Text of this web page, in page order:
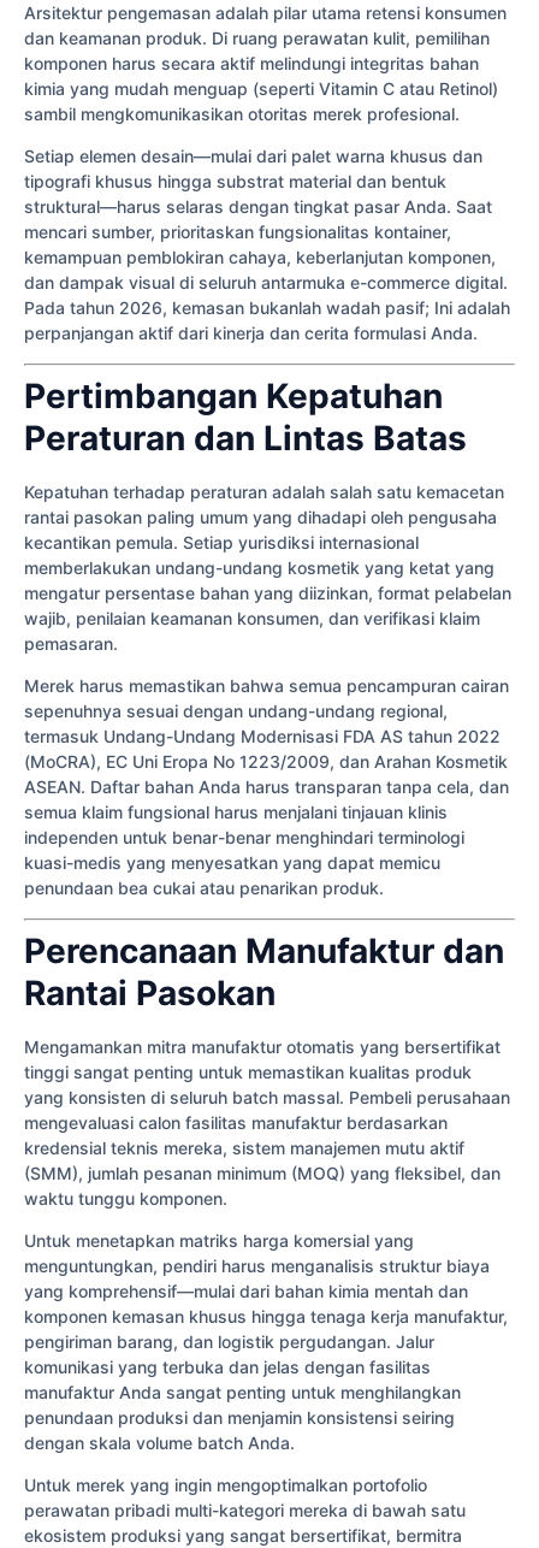
Arsitektur pengemasan adalah pilar utama retensi konsumen
dan keamanan produk. Di ruang perawatan kulit, pemilihan
komponen harus secara aktif melindungi integritas bahan
kimia yang mudah menguap (seperti Vitamin C atau Retinol)
sambil mengkomunikasikan otoritas merek profesional.
Setiap elemen desain—mulai dari palet warna khusus dan
tipografi khusus hingga substrat material dan bentuk
struktural—harus selaras dengan tingkat pasar Anda. Saat
mencari sumber, prioritaskan fungsionalitas kontainer,
kemampuan pemblokiran cahaya, keberlanjutan komponen,
dan dampak visual di seluruh antarmuka e-commerce digital.
Pada tahun 2026, kemasan bukanlah wadah pasif; Ini adalah
perpanjangan aktif dari kinerja dan cerita formulasi Anda.
Pertimbangan Kepatuhan
Peraturan dan Lintas Batas
Kepatuhan terhadap peraturan adalah salah satu kemacetan
rantai pasokan paling umum yang dihadapi oleh pengusaha
kecantikan pemula. Setiap yurisdiksi internasional
memberlakukan undang-undang kosmetik yang ketat yang
mengatur persentase bahan yang diizinkan, format pelabelan
wajib, penilaian keamanan konsumen, dan verifikasi klaim
pemasaran.
Merek harus memastikan bahwa semua pencampuran cairan
sepenuhnya sesuai dengan undang-undang regional,
termasuk Undang-Undang Modernisasi FDA AS tahun 2022
(MoCRA), EC Uni Eropa No 1223/2009, dan Arahan Kosmetik
ASEAN. Daftar bahan Anda harus transparan tanpa cela, dan
semua klaim fungsional harus menjalani tinjauan klinis
independen untuk benar-benar menghindari terminologi
kuasi-medis yang menyesatkan yang dapat memicu
penundaan bea cukai atau penarikan produk.
Perencanaan Manufaktur dan
Rantai Pasokan
Mengamankan mitra manufaktur otomatis yang bersertifikat
tinggi sangat penting untuk memastikan kualitas produk
yang konsisten di seluruh batch massal. Pembeli perusahaan
mengevaluasi calon fasilitas manufaktur berdasarkan
kredensial teknis mereka, sistem manajemen mutu aktif
(SMM), jumlah pesanan minimum (MOQ) yang fleksibel, dan
waktu tunggu komponen.
Untuk menetapkan matriks harga komersial yang
menguntungkan, pendiri harus menganalisis struktur biaya
yang komprehensif—mulai dari bahan kimia mentah dan
komponen kemasan khusus hingga tenaga kerja manufaktur,
pengiriman barang, dan logistik pergudangan. Jalur
komunikasi yang terbuka dan jelas dengan fasilitas
manufaktur Anda sangat penting untuk menghilangkan
penundaan produksi dan menjamin konsistensi seiring
dengan skala volume batch Anda.
Untuk merek yang ingin mengoptimalkan portofolio
perawatan pribadi multi-kategori mereka di bawah satu
ekosistem produksi yang sangat bersertifikat, bermitra